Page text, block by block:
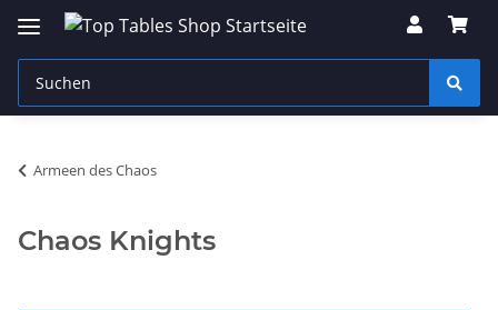
Armeen des Chaos
Chaos Knights